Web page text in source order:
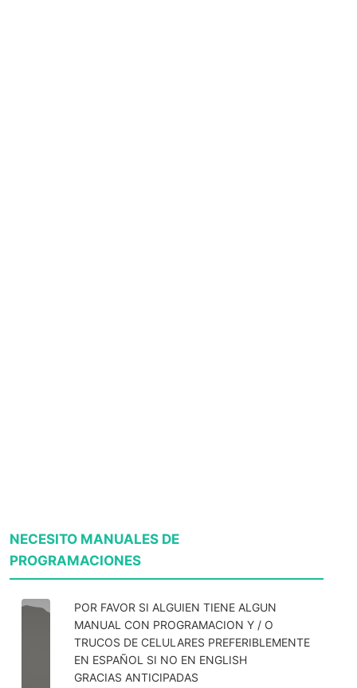
NECESITO MANUALES DE
PROGRAMACIONES
POR FAVOR SI ALGUIEN TIENE ALGUN
MANUAL CON PROGRAMACION Y / O
TRUCOS DE CELULARES PREFERIBLEMENTE
EN ESPAÑOL SI NO EN ENGLISH
GRACIAS ANTICIPADAS